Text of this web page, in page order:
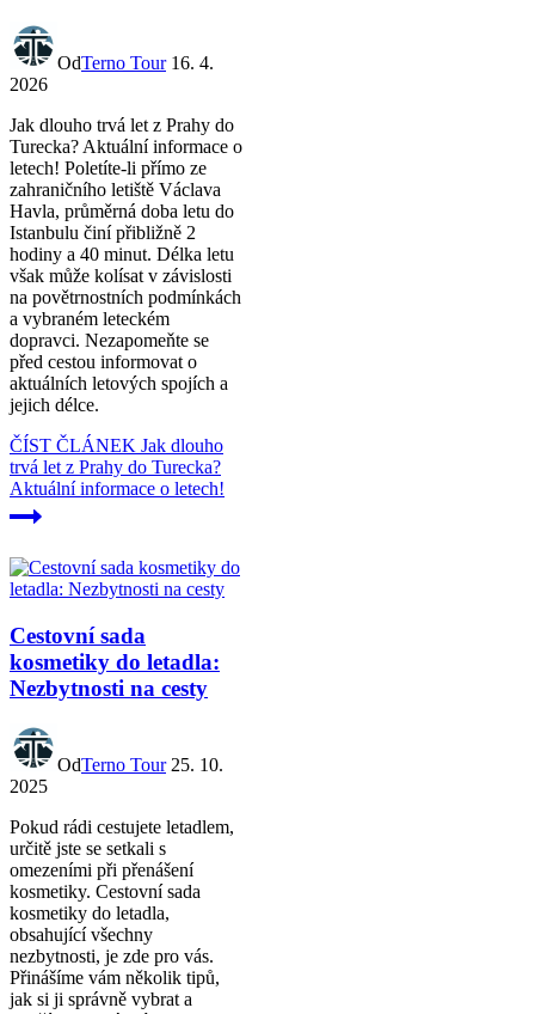
OdTerno Tour 16. 4.
2026
Jak dlouho trvá let z Prahy do
Turecka? Aktuální informace o
letech! Poletíte-li přímo ze
zahraničního letiště Václava
Havla, průměrná doba letu do
Istanbulu činí přibližně 2
hodiny a 40 minut. Délka letu
však může kolísat v závislosti
na povětrnostních podmínkách
a vybraném leteckém
dopravci. Nezapomeňte se
před cestou informovat o
aktuálních letových spojích a
jejich délce.
ČÍST ČLÁNEK Jak dlouho
trvá let z Prahy do Turecka?
Aktuální informace o letech!
Cestovní sada
kosmetiky do letadla:
Nezbytnosti na cesty
OdTerno Tour 25. 10.
2025
Pokud rádi cestujete letadlem,
určitě jste se setkali s
omezeními při přenášení
kosmetiky. Cestovní sada
kosmetiky do letadla,
obsahující všechny
nezbytnosti, je zde pro vás.
Přinášíme vám několik tipů,
jak si ji správně vybrat a